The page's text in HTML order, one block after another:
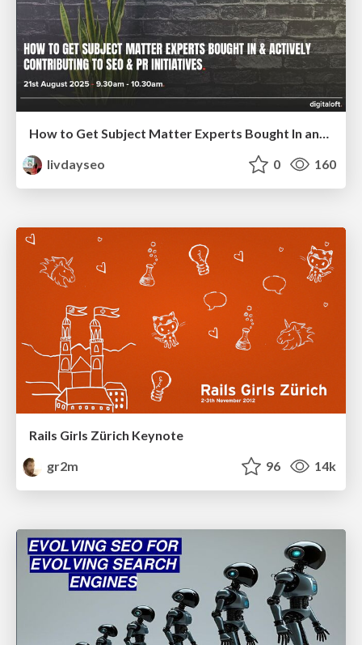
How to Get Subject Matter Experts Bought In and Actively Contributing to SEO & PR Initiatives.
livdayseo
0 160
Rails Girls Zürich Keynote
gr2m
96 14k